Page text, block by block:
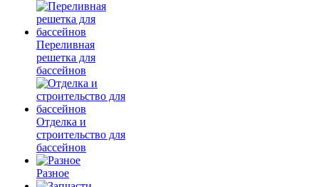
Переливная
решетка для
бассейнов
Отделка и
строительство для
бассейнов
Разное